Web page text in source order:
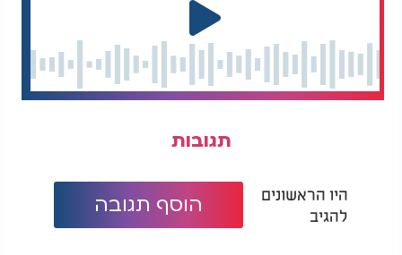
תגובות
היו הראשונים
להגיב
הוסף תגובה